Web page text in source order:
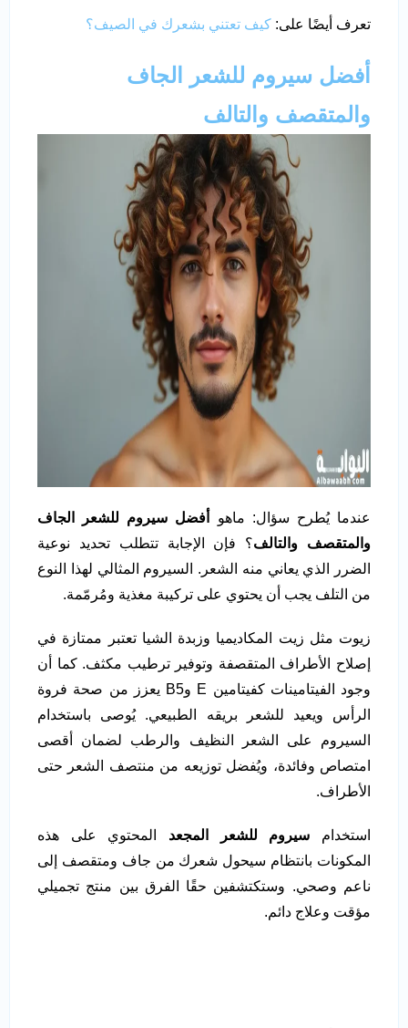
تعرف أيضًا على: كيف تعتني بشعرك في الصيف؟
أفضل سيروم للشعر الجاف
والمتقصف والتالف
عندما يُطرح سؤال: ماهو
أفضل سيروم للشعر الجاف
والمتقصف والتالف؟ فإن الإجابة تتطلب تحديد نوعية
الضرر الذي يعاني منه الشعر. السيروم المثالي لهذا النوع
من التلف يجب أن يحتوي على تركيبة مغذية ومُرمّمة.
زيوت مثل زيت المكاديميا وزبدة الشيا تعتبر ممتازة في
إصلاح الأطراف المتقصفة وتوفير ترطيب مكثف. كما أن
وجود الفيتامينات كفيتامين E وB5 يعزز من صحة فروة
الرأس ويعيد للشعر بريقه الطبيعي. يُوصى باستخدام
السيروم على الشعر النظيف والرطب لضمان أقصى
امتصاص وفائدة، ويُفضل توزيعه من منتصف الشعر حتى
الأطراف.
استخدام سيروم للشعر المجعد المحتوي على هذه
المكونات بانتظام سيحول شعرك من جاف ومتقصف إلى
ناعم وصحي. وستكتشفين حقًا الفرق بين منتج تجميلي
مؤقت وعلاج دائم.